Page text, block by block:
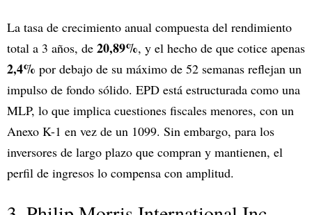
La tasa de crecimiento anual compuesta del rendimiento
total a 3 años, de 20,89%, y el hecho de que cotice apenas
2,4% por debajo de su máximo de 52 semanas reflejan un
impulso de fondo sólido. EPD está estructurada como una
MLP, lo que implica cuestiones fiscales menores, con un
Anexo K-1 en vez de un 1099. Sin embargo, para los
inversores de largo plazo que compran y mantienen, el
perfil de ingresos lo compensa con amplitud.